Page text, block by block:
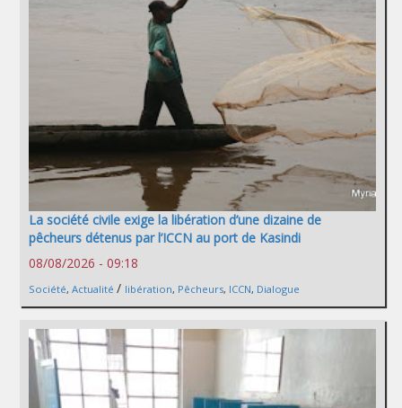
La société civile exige la libération d’une dizaine de
pêcheurs détenus par l’ICCN au port de Kasindi
08/08/2026 - 09:18
Société, Actualité / libération, Pêcheurs, ICCN, Dialogue